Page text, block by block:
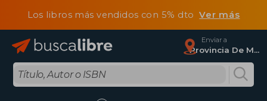
Los libros más vendidos con 5% dtoVer más
Enviar a
Provincia De Madrid